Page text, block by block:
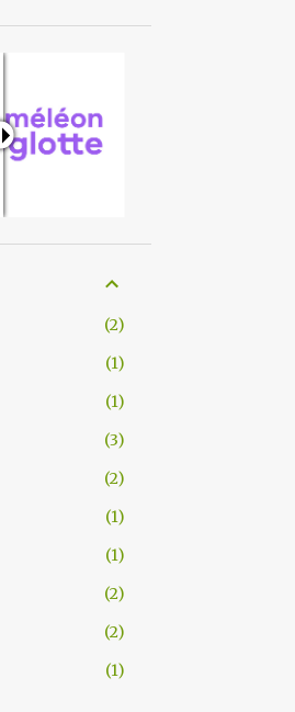
2
1
1
3
2
1
1
2
2
1